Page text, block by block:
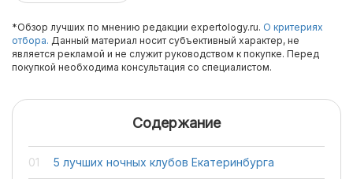
*Обзор лучших по мнению редакции expertology.ru. О критериях
отбора. Данный материал носит субъективный характер, не
является рекламой и не служит руководством к покупке. Перед
покупкой необходима консультация со специалистом.
Содержание
5 лучших ночных клубов Екатеринбурга